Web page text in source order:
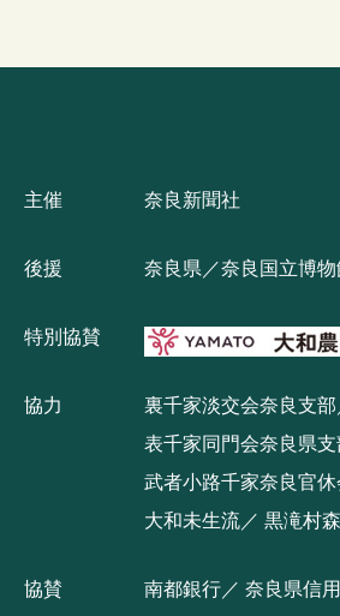
主催 奈良新聞社
後援 奈良県／奈良国立博物
特別協賛
協力
裏千家淡交会奈良支部
表千家同門会奈良県支
武者小路千家奈良官休
大和未生流
黒滝村
協賛 南都銀行
奈良県信